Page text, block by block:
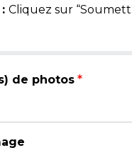
Cliquez sur
de photos